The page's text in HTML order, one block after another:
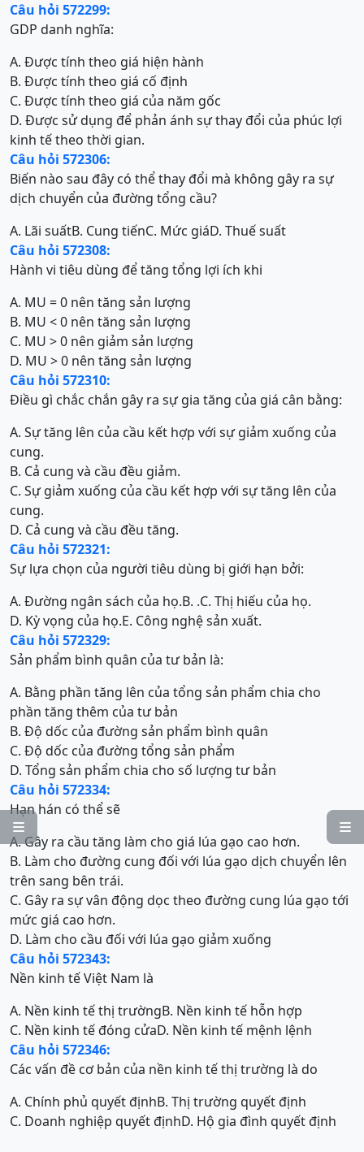


Câu hỏi 572299:
GDP danh nghĩa:
A. Được tính theo giá hiện hành
B. Được tính theo giá cố định
C. Được tính theo giá của năm gốc
D. Được sử dụng để phản ánh sự thay đổi của phúc lợi
kinh tế theo thời gian.
Câu hỏi 572306:
Biến nào sau đây có thể thay đổi mà không gây ra sự
dịch chuyển của đường tổng cầu?
A. Lãi suấtB. Cung tiếnC. Mức giáD. Thuế suất
Câu hỏi 572308:
Hành vi tiêu dùng để tăng tổng lợi ích khi
A. MU = 0 nên tăng sản lượng
B. MU < 0 nên tăng sản lượng
C. MU > 0 nên giảm sản lượng
D. MU > 0 nên tăng sản lượng
Câu hỏi 572310:
Điều gì chắc chắn gây ra sự gia tăng của giá cân bằng:
A. Sự tăng lên của cầu kết hợp với sự giảm xuống của
cung.
B. Cả cung và cầu đều giảm.
C. Sự giảm xuống của cầu kết hợp với sự tăng lên của
cung.
D. Cả cung và cầu đều tăng.
Câu hỏi 572321:
Sự lựa chọn của người tiêu dùng bị giới hạn bởi:
A. Đường ngân sách của họ.B. .C. Thị hiếu của họ.
D. Kỳ vọng của họ.E. Công nghệ sản xuất.
Câu hỏi 572329:
Sản phẩm bình quân của tư bản là:
A. Bằng phần tăng lên của tổng sản phẩm chia cho
phần tăng thêm của tư bản
B. Độ dốc của đường sản phẩm bình quân
C. Độ dốc của đường tổng sản phẩm
D. Tổng sản phẩm chia cho số lượng tư bản
Câu hỏi 572334:
Hạn hán có thể sẽ
A. Gây ra cầu tăng làm cho giá lúa gạo cao hơn.
B. Làm cho đường cung đối với lúa gạo dịch chuyển lên
trên sang bên trái.
C. Gây ra sự vân động dọc theo đường cung lúa gạo tới
mức giá cao hơn.
D. Làm cho cầu đối với lúa gạo giảm xuống
Câu hỏi 572343:
Nền kinh tế Việt Nam là
A. Nền kinh tế thị trườngB. Nền kinh tế hỗn hợp
C. Nền kinh tế đóng cửaD. Nền kinh tế mệnh lệnh
Câu hỏi 572346:
Các vấn đề cơ bản của nền kinh tế thị trường là do
A. Chính phủ quyết địnhB. Thị trường quyết định
C. Doanh nghiệp quyết địnhD. Hộ gia đình quyết định